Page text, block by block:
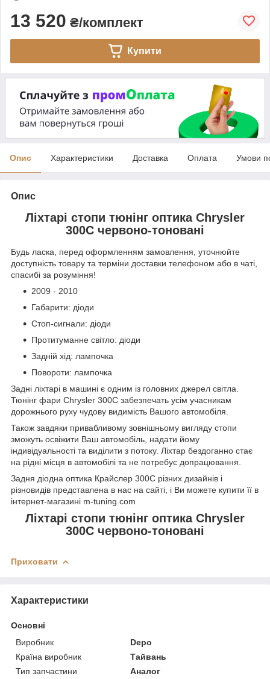
13 520 ₴/комплект
Купити
Опис Характеристики Доставка Оплата Умови
Опис
Ліхтарі стопи тюнінг оптика Chrysler
300C червоно-тоновані
Будь ласка, перед оформленням замовлення, уточнюйте
доступність товару та терміни доставки телефоном або в чаті,
спасибі за розуміння!
2009 - 2010
Габарити: діоди
Стоп-сигнали: діоди
Протитуманне світло: діоди
Задній хід: лампочка
Повороти: лампочка
Задні ліхтарі в машині є одним із головних джерел світла.
Тюнінг фари Chrysler 300C забезпечать усім учасникам
дорожнього руху чудову видимість Вашого автомобіля.
Також завдяки привабливому зовнішньому вигляду стопи
зможуть освіжити Ваш автомобіль, надати йому
індивідуальності та виділити з потоку. Ліхтар бездоганно стає
на рідні місця в автомобілі та не потребує допрацювання.
Задня діодна оптика Крайслер 300С різних дизайнів і
різновидів представлена в нас на сайті, і Ви можете купити її в
інтернет-магазині m-tuning.com
Ліхтарі стопи тюнінг оптика Chrysler
300C червоно-тоновані
Приховати
Характеристики
Основні
Виробник
Depo
Країна виробник
Тайвань
Тип запчастини
Аналог